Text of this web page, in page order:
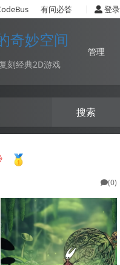
有问必答 登录
奇妙空间
刻经典2D游戏
管理
(0)
搜索